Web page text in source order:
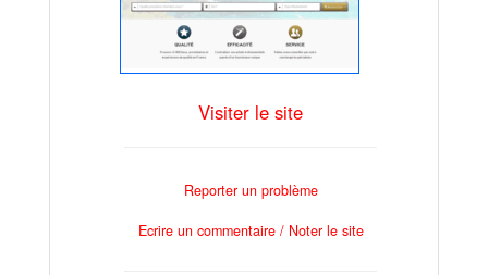
Visiter le site
Reporter un problème
Ecrire un commentaire / Noter le site